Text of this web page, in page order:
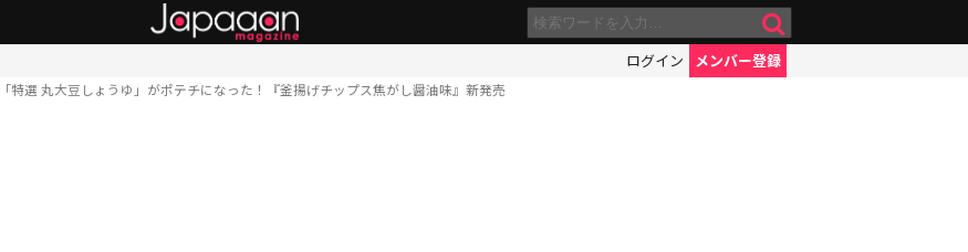
ログイン メンバー登録
特選 丸大豆しょうゆ」がポテチになった！『釜揚げチップス焦がし醤油味』新発売